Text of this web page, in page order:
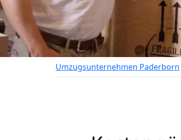
Umzugsunternehmen Paderborn